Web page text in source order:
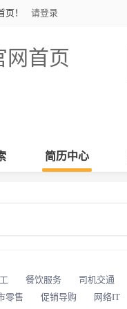
！ 请登录
网首页
简历中心
餐饮服务 司机交通
零售 促销导购 网络IT